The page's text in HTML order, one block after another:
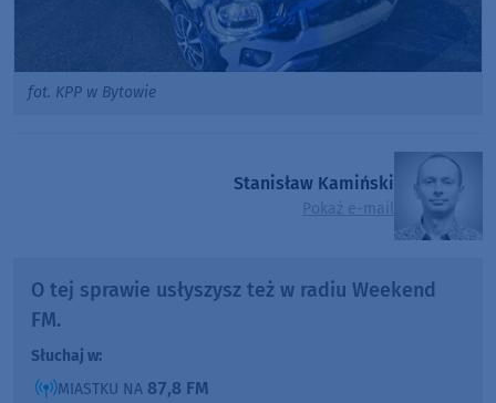
fot. KPP w Bytowie
Stanisław Kamiński
Pokaż e-mail
O tej sprawie usłyszysz też w radiu Weekend
FM.
Słuchaj w:
MIASTKU NA 87,8 FM